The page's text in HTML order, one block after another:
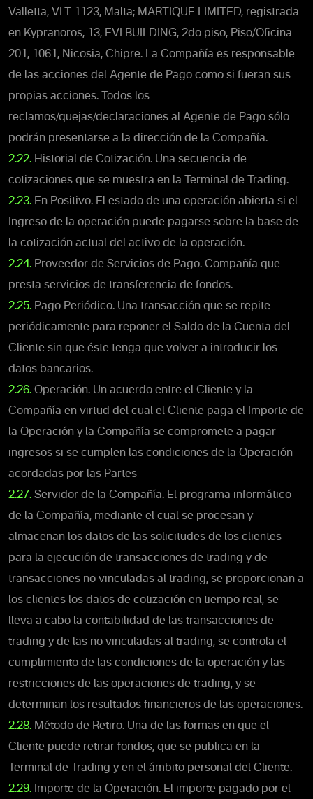
Valletta, VLT 1123, Malta; MARTIQUE LIMITED, registrada
en Kypranoros, 13, EVI BUILDING, 2do piso, Piso/Oficina
201, 1061, Nicosia, Chipre. La Compañía es responsable
de las acciones del Agente de Pago como si fueran sus
propias acciones. Todos los
reclamos/quejas/declaraciones al Agente de Pago sólo
podrán presentarse a la dirección de la Compañía.
2.22. Historial de Cotización. Una secuencia de
cotizaciones que se muestra en la Terminal de Trading.
2.23. En Positivo. El estado de una operación abierta si el
Ingreso de la operación puede pagarse sobre la base de
la cotización actual del activo de la operación.
2.24. Proveedor de Servicios de Pago. Compañía que
presta servicios de transferencia de fondos.
2.25. Pago Periódico. Una transacción que se repite
periódicamente para reponer el Saldo de la Cuenta del
Cliente sin que éste tenga que volver a introducir los
datos bancarios.
2.26. Operación. Un acuerdo entre el Cliente y la
Compañía en virtud del cual el Cliente paga el Importe de
la Operación y la Compañía se compromete a pagar
ingresos si se cumplen las condiciones de la Operación
acordadas por las Partes
2.27. Servidor de la Compañía. El programa informático
de la Compañía, mediante el cual se procesan y
almacenan los datos de las solicitudes de los clientes
para la ejecución de transacciones de trading y de
transacciones no vinculadas al trading, se proporcionan a
los clientes los datos de cotización en tiempo real, se
lleva a cabo la contabilidad de las transacciones de
trading y de las no vinculadas al trading, se controla el
cumplimiento de las condiciones de la operación y las
restricciones de las operaciones de trading, y se
determinan los resultados financieros de las operaciones.
2.28. Método de Retiro. Una de las formas en que el
Cliente puede retirar fondos, que se publica en la
Terminal de Trading y en el ámbito personal del Cliente.
2.29. Importe de la Operación. El importe pagado por el